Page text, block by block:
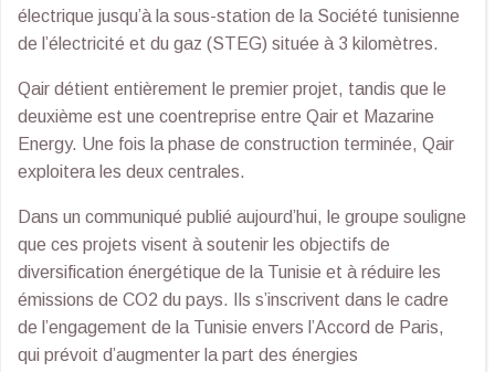
électrique jusqu’à la sous-station de la Société tunisienne
de l’électricité et du gaz (STEG) située à 3 kilomètres.
Qair détient entièrement le premier projet, tandis que le
deuxième est une coentreprise entre Qair et Mazarine
Energy. Une fois la phase de construction terminée, Qair
exploitera les deux centrales.
Dans un communiqué publié aujourd’hui, le groupe souligne
que ces projets visent à soutenir les objectifs de
diversification énergétique de la Tunisie et à réduire les
émissions de CO2 du pays. Ils s’inscrivent dans le cadre
de l’engagement de la Tunisie envers l’Accord de Paris,
qui prévoit d’augmenter la part des énergies